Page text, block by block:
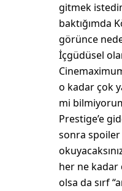
gitmek
baktığımda
görünce
İçgüdüsel
o kadar çok
mi
Prestige’e
sonra spoiler
her ne
olsa da sırf